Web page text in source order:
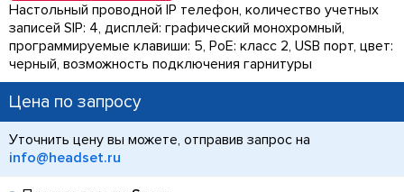
Настольный проводной IP телефон, количество учетных
записей SIP: 4, дисплей: графический монохромный,
программируемые клавиши: 5, PoE: класс 2, USB порт, цвет:
черный, возможность подключения гарнитуры
Цена по запросу
Уточнить цену вы можете, отправив запрос на
info@headset.ru